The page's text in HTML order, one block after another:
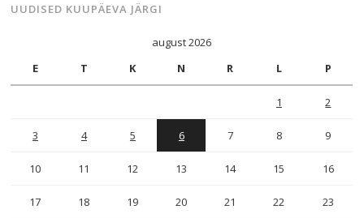
UUDISED KUUPÄEVA JÄRGI
august 2026
E
T K N R L P
1 2
3 4 5 6 7 8 9
10 11 12 13 14 15 16
17 18 19 20 21 22 23